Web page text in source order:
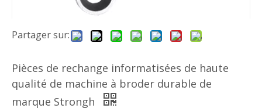
Partager sur:
Pièces de rechange informatisées de haute
qualité de machine à broder durable de
marque Strongh